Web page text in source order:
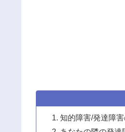
知的障害/発達障